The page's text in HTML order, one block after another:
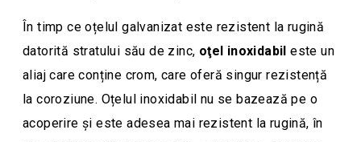
În timp ce oțelul galvanizat este rezistent la rugină
datorită stratului său de zinc, oţel inoxidabil este un
aliaj care conține crom, care oferă singur rezistență
la coroziune. Oțelul inoxidabil nu se bazează pe o
acoperire și este adesea mai rezistent la rugină, în